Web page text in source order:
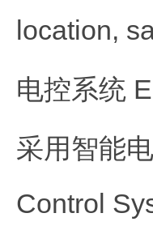
location,
电控系统
采用智能
Control